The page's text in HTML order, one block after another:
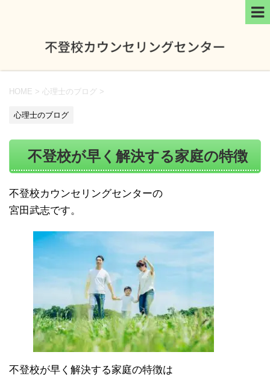
HOME > 心理士のブログ >
心理士のブログ
不登校が早く解決する家庭の特徴
不登校カウンセリングセンターの
宮田武志です。
不登校が早く解決する家庭の特徴は